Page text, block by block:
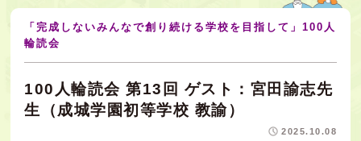
「完成しないみんなで創り続ける学校を目指して」100人
輪読会
100人輪読会 第13回 ゲスト：宮田諭志先
生（成城学園初等学校 教諭）
2025.10.08